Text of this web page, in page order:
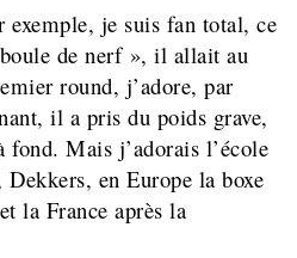
exemple, je suis fan total, ce
de nerf », il allait au
round, j’adore, par
il a pris du poids grave,
Mais j’adorais l’école
en Europe la boxe
la France après la